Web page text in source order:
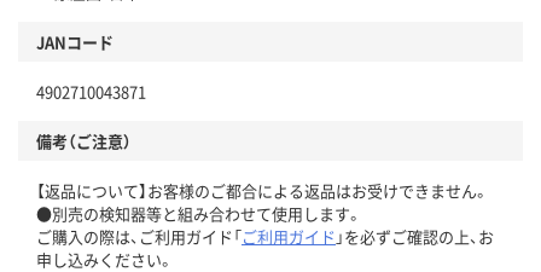
JANコード
4902710043871
備考（ご注意）
【返品について】お客様のご都合による返品はお受けできません。
●別売の検知器等と組み合わせて使用します。
ご購入の際は、ご利用ガイド「ご利用ガイド 」を必ずご確認の上、お
申し込みください。